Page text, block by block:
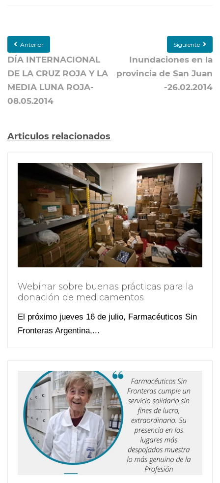
Anterior
DÍA INTERNACIONAL
DE LA CRUZ ROJA Y LA
MEDIA LUNA ROJA-
08.05.2014
Siguiente
Inundaciones en la
provincia de San Juan
-26.02.2014
Articulos relacionados
Webinar sobre buenas prácticas para la
donación de medicamentos
El próximo jueves 16 de julio, Farmacéuticos Sin
Fronteras Argentina,...